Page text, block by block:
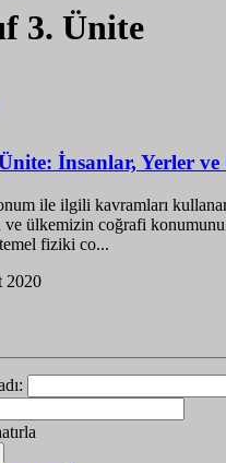
3. Ünite
İnsanlar, Yerler
ile ilgili kavramları
ve ülkemizin coğrafi
fiziki co...
2020